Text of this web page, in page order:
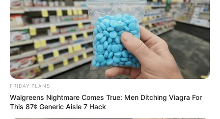
FRIDAY PLANS
Walgreens Nightmare Comes True: Men Ditching Viagra For
This 87¢ Generic Aisle 7 Hack